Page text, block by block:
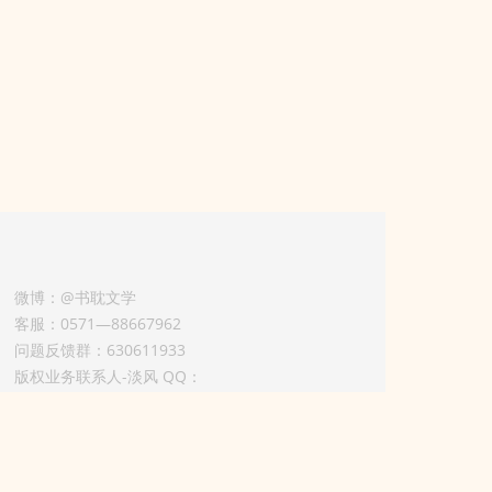
微博：@书耽文学
客服：0571—88667962
问题反馈群：630611933
版权业务联系人-淡风 QQ：